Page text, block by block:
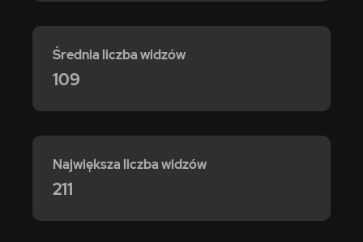
Średnia liczba widzów
109
Największa liczba widzów
211